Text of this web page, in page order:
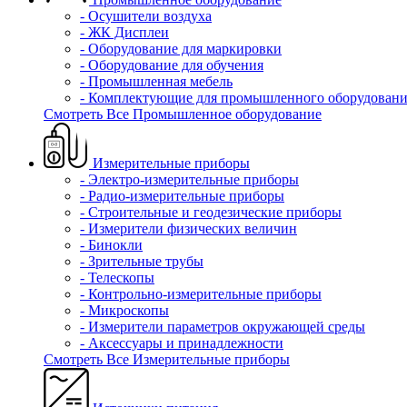
- Осушители воздуха
- ЖК Дисплеи
- Оборудование для маркировки
- Оборудование для обучения
- Промышленная мебель
- Комплектующие для промышленного
Смотреть Все Промышленное оборудование
Измерительные приборы
- Электро-измерительные приборы
- Радио-измерительные приборы
- Строительные и геодезические приборы
- Измерители физических величин
- Бинокли
- Зрительные трубы
- Телескопы
- Контрольно-измерительные приборы
- Микроскопы
- Измерители параметров окружающей среды
- Аксессуары и принадлежности
Смотреть Все Измерительные приборы